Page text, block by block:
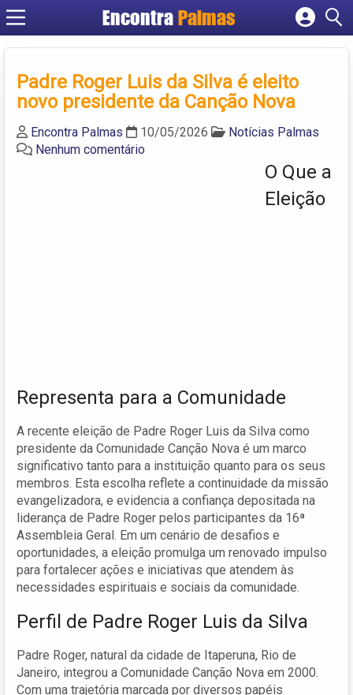
Encontra Palmas
Cadastrar empresa
Criar conta
Padre Roger Luis da Silva é eleito
novo presidente da Canção Nova
Encontra Palmas 10/05/2026
Notícias Palmas
Nenhum comentário
O Que a
Eleição
Representa para a Comunidade
A recente eleição de Padre Roger Luis da Silva como
presidente da Comunidade Canção Nova é um marco
significativo tanto para a instituição quanto para os seus
membros. Esta escolha reflete a continuidade da missão
evangelizadora, e evidencia a confiança depositada na
liderança de Padre Roger pelos participantes da 16ª
Assembleia Geral. Em um cenário de desafios e
oportunidades, a eleição promulga um renovado impulso
para fortalecer ações e iniciativas que atendem às
necessidades espirituais e sociais da comunidade.
Perfil de Padre Roger Luis da Silva
Padre Roger, natural da cidade de Itaperuna, Rio de
Janeiro, integrou a Comunidade Canção Nova em 2000.
Com uma trajetória marcada por diversos papéis